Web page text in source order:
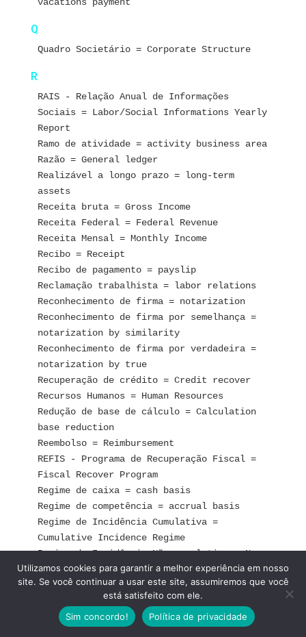
Q
Quadro Societário = Corporate Structure
R
RAIS - Relação Anual de Informações
Sociais = Labor/Social Informations Yearly
Report
Ramo de atividade = activity business area
Razão = General ledger
Realizável a longo prazo = long-term
assets
Receita bruta = Gross Income
Receita Federal = Federal Revenue
Receita Mensal = Monthly Income
Recibo = Receipt
Recibo de pagamento = payslip
Reclamação trabalhista = labor relations
Reconhecimento de firma = notarization
Reconhecimento de firma por semelhança =
notarization by similarity
Reconhecimento de firma por verdadeira =
notarization by true
Recuperação de crédito = Credit recover
Recursos Humanos = Human Resources
Redução de base de cálculo = Calculation
base reduction
Reembolso = Reimbursement
REFIS - Programa de Recuperação Fiscal =
Fiscal Recover Program
Regime de caixa = cash basis
Regime de competência = accrual basis
Regime de Incidência Cumulativa =
Cumulative Incidence Regime
Regime de Incidência Não-cumulativa = Non-
cumulative Incidence Regime
Regime Diferenciado = Special Regime
Registro de Ponto = Time Card
Remunerado = Paid
Utilizamos cookies para garantir a melhor experiência em nosso
site. Se você continuar a usar este site, assumiremos que você
está satisfeito com ele.
Sim concordo!
Política de privacidade